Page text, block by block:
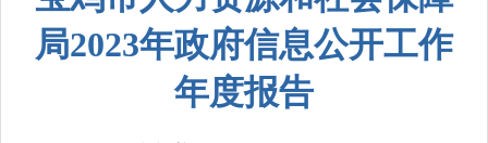
局2023年政府信息公开工作
年度报告